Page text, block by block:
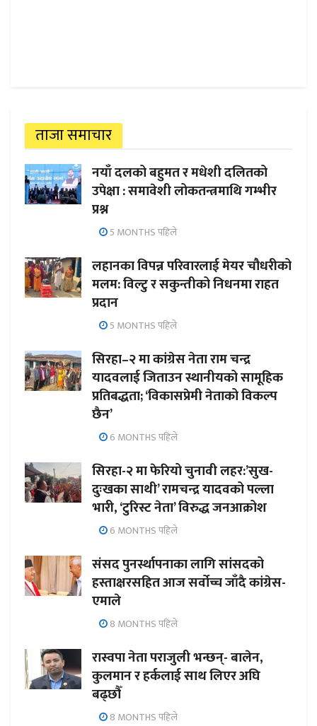
ताजा समाचार
नयाँ दलको बहुमत र मधेशी दलितको
उपेक्षा : समावेशी लोकतन्त्रमाथि गम्भीर
प्रश्न
5 MONTHS पहिले
लहानका विपन्न परिवारलाई मेयर चौधरीको
मलम: विल्टु र सकुन्तीको निधनमा राहत
प्रदान
5 MONTHS पहिले
सिरहा–२ मा कांग्रेस नेता राम चन्द्र
यादवलाई जिताउन स्थानीयको सामूहिक
प्रतिबद्धता; ‘विकासप्रेमी नेताको विकल्प
छैन’
6 MONTHS पहिले
सिरहा-२ मा फेरियो चुनावी लहर:’सुख-
दुःखका साथी’ रामचन्द्र यादवको पल्ला
भारी, ‘टुरिस्ट नेता’ विरुद्ध जनआक्रोश
6 MONTHS पहिले
संसद पुनर्स्थापनाका लागि सांसदको
हस्ताक्षरसहित आज सर्वोच्च जाँदै कांग्रेस-
एमाले
8 MONTHS पहिले
रास्वपा नेता पराजुली भन्छन्- बालेन,
कुलमान र हर्कलाई साथ लिएर अघि
बढ्छौँ
8 MONTHS पहिले